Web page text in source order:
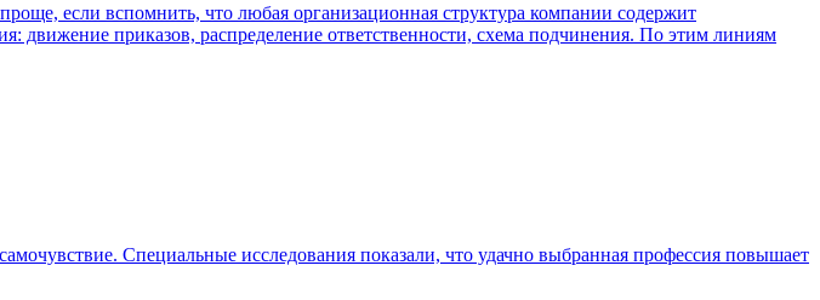
если вспомнить, что любая организационная структура компании содержит
движение приказов, распределение ответственности, схема подчинения. По этим линиям
Специальные исследования показали, что удачно выбранная профессия повышает